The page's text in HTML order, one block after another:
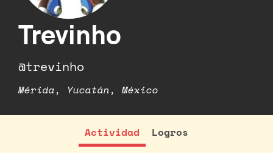
Trevinho
@trevinho
Mérida, Yucatán, México
Actividad Logros